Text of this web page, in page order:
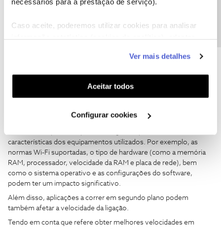
Caso aceite, poderemos utilizar cookies para analisar
funcionalidades (cookies de personalização e
funcionalidade) e adaptar anúncios aos seus interesses
(cookies de publicidade personalizada). Pode gerir a
utilização dos cookies clicando em "Configurar
Ver mais detalhes
Aceitar todos
Configurar cookies
Agradecemos o seu comentário.
A propagação do sinal wireless e as velocidades de ligação podem
características dos equipamentos utilizados. Por exemplo, as
normas Wi-Fi suportadas, o tipo de hardware (como a memória
RAM, processador, velocidade da RAM e placa de rede), bem
como o sistema operativo e as configurações do software,
podem ter um impacto significativo.
Além disso, aplicações a correr em segundo plano podem
também afetar a velocidade da ligação.
Tendo em conta que refere obter melhores velocidades em